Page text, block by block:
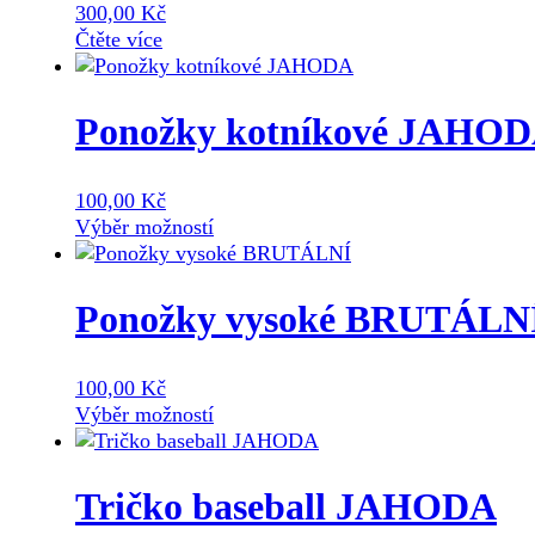
300,00 Kč
Čtěte více
Ponožky kotníkové
100,00 Kč
Výběr možnostíTento
produkt
variant.
vybrat
na
produktu
Ponožky vysoké
100,00 Kč
Výběr možnostíTento
produkt
variant.
Tričko baseball JAHODA